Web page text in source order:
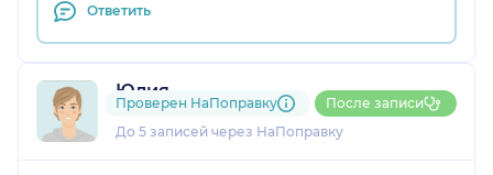
Ответить
Юлия
1 отзыв
До 5 записей через НаПоправку
Проверен НаПоправку После записи